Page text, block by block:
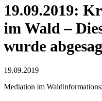
19.09.2019:
im Wald –
wurde
19.09.2019
Mediation im